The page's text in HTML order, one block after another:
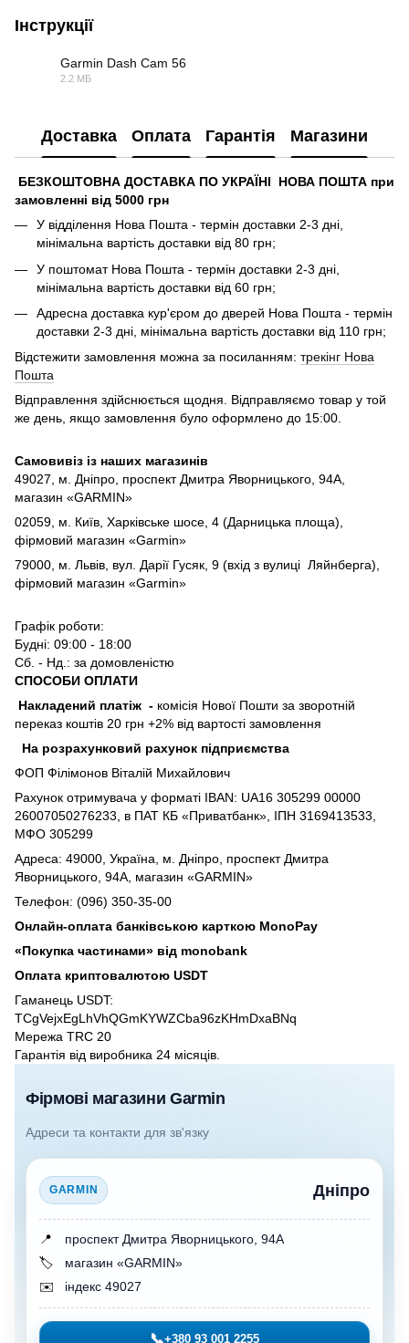
Інструкції
Garmin Dash Cam 56
2.2 МБ
Доставка Оплата Гарантія Магазини
БЕЗКОШТОВНА ДОСТАВКА ПО УКРАЇНІ НОВА ПОШТА при
замовленні від 5000 грн
У відділення Нова Пошта - термін доставки 2-3 дні,
мінімальна вартість доставки від 80 грн;
У поштомат Нова Пошта - термін доставки 2-3 дні,
мінімальна вартість доставки від 60 грн;
Адресна доставка кур'єром до дверей Нова Пошта - термін
доставки 2-3 дні, мінімальна вартість доставки від 110 грн;
Відстежити замовлення можна за посиланням: трекінг Нова
Пошта
Відправлення здійснюється щодня. Відправляємо товар у той
же день, якщо замовлення було оформлено до 15:00.
Самовивіз із наших магазинів
49027, м. Дніпро, проспект Дмитра Яворницького, 94А,
магазин «GARMIN»
02059, м. Київ, Харківське шосе, 4 (Дарницька площа),
фірмовий магазин «Garmin»
79000, м. Львів, вул. Дарії Гусяк, 9 (вхід з вулиці Ляйнберга),
фірмовий магазин «Garmin»
Графік роботи:
Будні: 09:00 - 18:00
Сб. - Нд.: за домовленістю
СПОСОБИ ОПЛАТИ
Накладений платіж - комісія Нової Пошти за зворотній
переказ коштів 20 грн +2% від вартості замовлення
На розрахунковий рахунок підприємства
ФОП Філімонов Віталій Михайлович
Рахунок отримувача у форматі IBAN: UA16 305299 00000
26007050276233, в ПАТ КБ «Приватбанк», ІПН 3169413533,
МФО 305299
Адреса: 49000, Україна, м. Дніпро, проспект Дмитра
Яворницького, 94А, магазин «GARMIN»
Телефон: (096) 350-35-00
Онлайн-оплата банківською карткою MonoPay
«Покупка частинами» від monobank
Оплата криптовалютою USDT
Гаманець USDT:
TCgVejxEgLhVhQGmKYWZCba96zKHmDxaBNq
Мережа TRC 20
Гарантія від виробника 24 місяців.
Фірмові магазини Garmin
Адреси та контакти для зв'язку
GARMIN Дніпро
📍
проспект Дмитра Яворницького, 94А
🏷️
магазин «GARMIN»
✉️
індекс 49027
📞+380 93 001 2255